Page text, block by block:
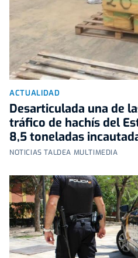
ACTUALIDAD
Desarticulada una de
tráfico de hachís del
8,5 toneladas
NOTICIAS TALDEA MULTIMEDIA